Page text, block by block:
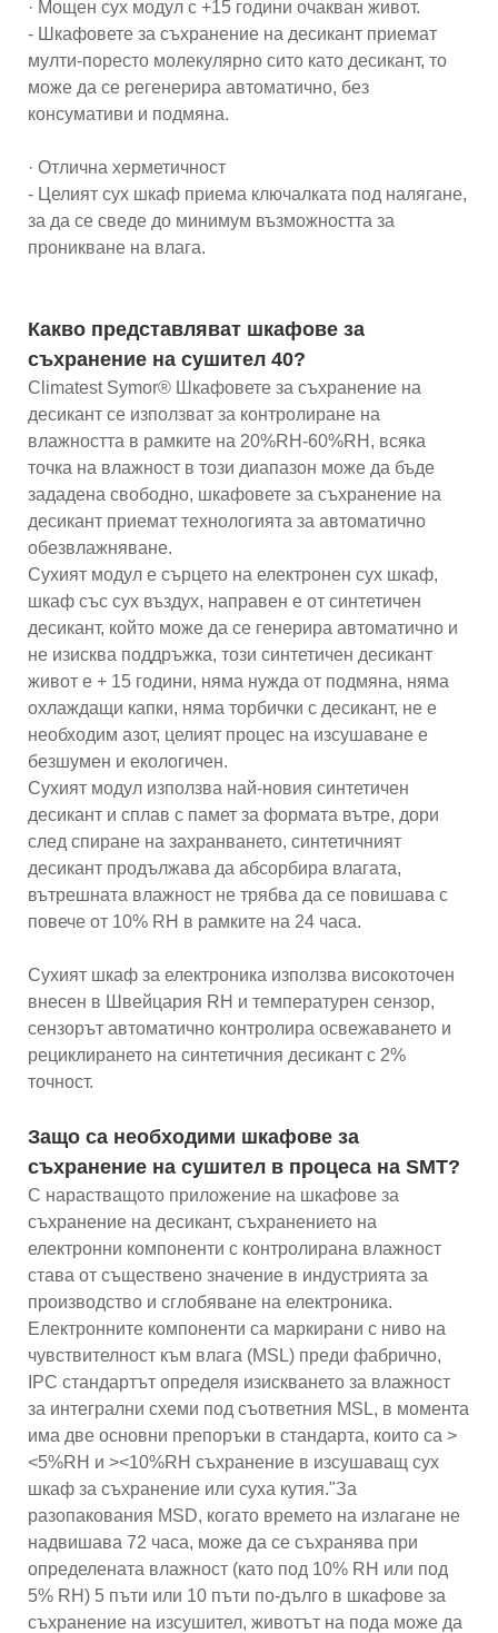
· Мощен сух модул с +15 години очакван живот.
- Шкафовете за съхранение на десикант приемат
мулти-поресто молекулярно сито като десикант, то
може да се регенерира автоматично, без
консумативи и подмяна.
· Отлична херметичност
- Целият сух шкаф приема ключалката под налягане,
за да се сведе до минимум възможността за
проникване на влага.
Какво представляват шкафове за
съхранение на сушител 40?
Climatest Symor® Шкафовете за съхранение на
десикант се използват за контролиране на
влажността в рамките на 20%RH-60%RH, всяка
точка на влажност в този диапазон може да бъде
зададена свободно, шкафовете за съхранение на
десикант приемат технологията за автоматично
обезвлажняване.
Сухият модул е ​​сърцето на електронен сух шкаф,
шкаф със сух въздух, направен е от синтетичен
десикант, който може да се генерира автоматично и
не изисква поддръжка, този синтетичен десикант
живот е + 15 години, няма нужда от подмяна, няма
охлаждащи капки, няма торбички с десикант, не е
необходим азот, целият процес на изсушаване е
безшумен и екологичен.
Сухият модул използва най-новия синтетичен
десикант и сплав с памет за формата вътре, дори
след спиране на захранването, синтетичният
десикант продължава да абсорбира влагата,
вътрешната влажност не трябва да се повишава с
повече от 10% RH в рамките на 24 часа.
Сухият шкаф за електроника използва високоточен
внесен в Швейцария RH и температурен сензор,
сензорът автоматично контролира освежаването и
рециклирането на синтетичния десикант с 2%
точност.
Защо са необходими шкафове за
съхранение на сушител в процеса на SMT?
С нарастващото приложение на шкафове за
съхранение на десикант, съхранението на
електронни компоненти с контролирана влажност
става от съществено значение в индустрията за
производство и сглобяване на електроника.
Електронните компоненти са маркирани с ниво на
чувствителност към влага (MSL) преди фабрично,
IPC стандартът определя изискването за влажност
за интегрални схеми под съответния MSL, в момента
има две основни препоръки в стандарта, които са >
<5%RH и ><10%RH съхранение в изсушаващ сух
шкаф за съхранение или суха кутия."За
разопакования MSD, когато времето на излагане не
надвишава 72 часа, може да се съхранява при
определената влажност (като под 10% RH или под
5% RH) 5 пъти или 10 пъти по-дълго в шкафове за
съхранение на изсушител, животът на пода може да